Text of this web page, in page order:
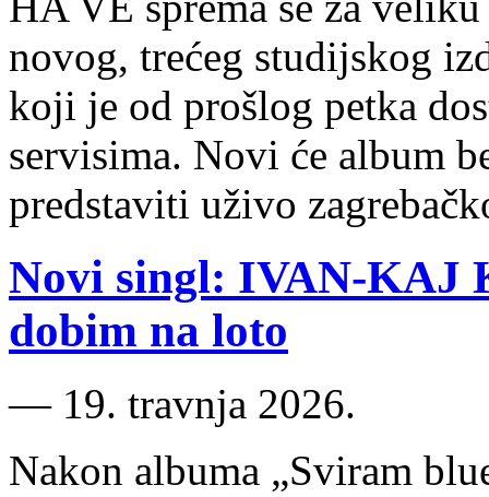
novog, trećeg studijskog
koji je od prošlog petka
servisima. Novi će album
predstaviti uživo
Novi singl: IVAN-KAJ
dobim na loto
― 19. travnja 2026.
Nakon albuma „Sviram